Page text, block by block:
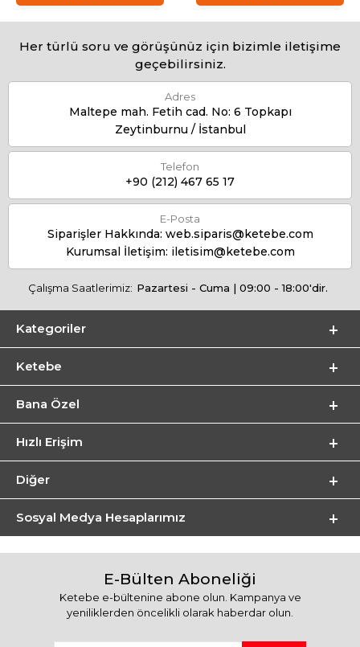
Her türlü soru ve görüşünüz için bizimle iletişime
geçebilirsiniz.
Adres
Maltepe mah. Fetih cad. No: 6 Topkapı
Zeytinburnu / İstanbul
Telefon
+90 (212) 467 65 17
E-Posta
Siparişler Hakkında: web.siparis@ketebe.com
Kurumsal İletişim: iletisim@ketebe.com
Çalışma Saatlerimiz: Pazartesi - Cuma | 09:00 - 18:00'dir.
Kategoriler
Ketebe
Bana Özel
Hızlı Erişim
Diğer
Sosyal Medya Hesaplarımız
E-Bülten Aboneliği
Ketebe e-bültenine abone olun. Kampanya ve
yeniliklerden öncelikli olarak haberdar olun.